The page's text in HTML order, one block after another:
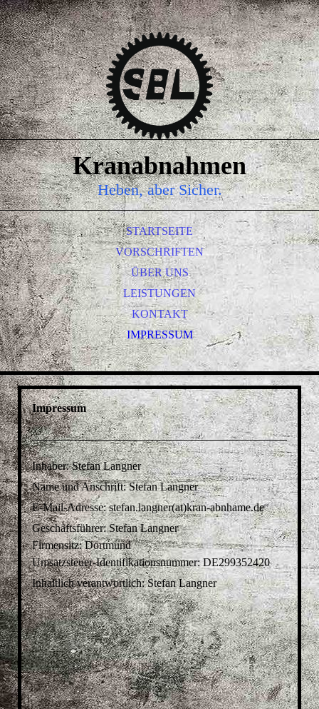
Kranabnahmen
Heben, aber Sicher.
STARTSEITE
VORSCHRIFTEN
ÜBER UNS
LEISTUNGEN
KONTAKT
IMPRESSUM
Impressum
Inhaber: Stefan Langner
Name und Anschrift: Stefan Langner
E-Mail-Adresse: stefan.langner(at)kran-abnhame.de
Geschäftsführer: Stefan Langner
Firmensitz: Dortmund
Umsatzsteuer-Identifikationsnummer:DE299352420
Inhaltlich verantwortlich: Stefan Langner